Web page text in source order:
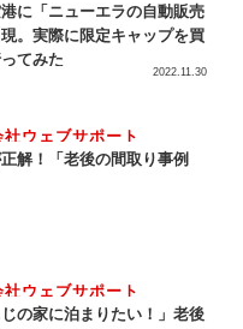
に「ニューエラの自動販売
。実際に限定キャップを買
てみた
2022.11.30
社ウェブサポート
解！「老後の間取り事例
社ウェブサポート
じの家に泊まりたい！」老後